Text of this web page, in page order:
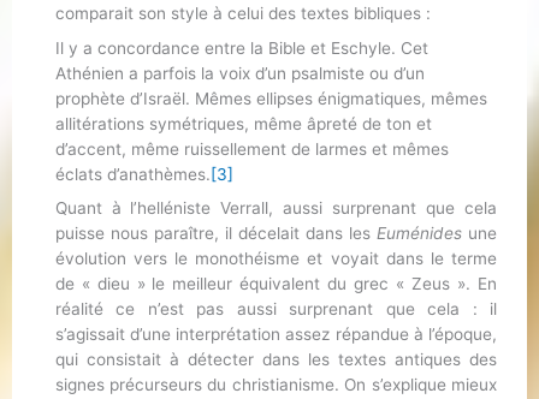
comparait son style à celui des textes bibliques :
Il y a concordance entre la Bible et Eschyle. Cet
Athénien a parfois la voix d’un psalmiste ou d’un
prophète d’Israël. Mêmes ellipses énigmatiques, mêmes
allitérations symétriques, même âpreté de ton et
d’accent, même ruissellement de larmes et mêmes
éclats d’anathèmes.[3]
Quant à l’helléniste Verrall, aussi surprenant que cela
puisse nous paraître, il décelait dans les Euménides une
évolution vers le monothéisme et voyait dans le terme
de « dieu » le meilleur équivalent du grec « Zeus ». En
réalité ce n’est pas aussi surprenant que cela : il
s’agissait d’une interprétation assez répandue à l’époque,
qui consistait à détecter dans les textes antiques des
signes précurseurs du christianisme. On s’explique mieux